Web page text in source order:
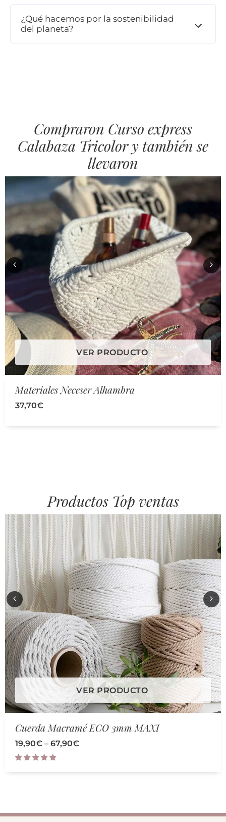
¿Qué hacemos por la sostenibilidad
del planeta?
Compraron Curso express
Calabaza Tricolor y también se
llevaron
VER PRODUCTO
Materiales Neceser Alhambra
37,70€
Productos Top ventas
VER PRODUCTO
Cuerda Macramé ECO 3mm MAXI
19,90€ – 67,90€